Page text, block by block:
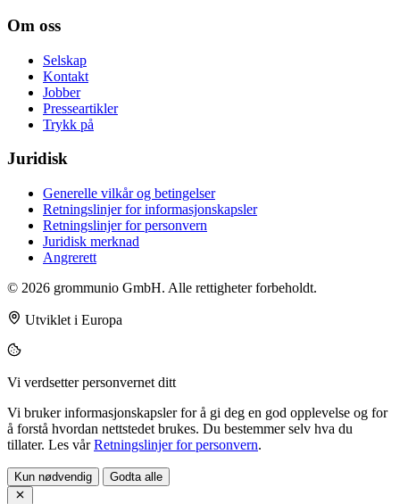
Om oss
Selskap
Kontakt
Jobber
Presseartikler
Trykk på
Juridisk
Generelle vilkår og betingelser
Retningslinjer for informasjonskapsler
Retningslinjer for personvern
Juridisk merknad
Angrerett
© 2026 grommunio GmbH. Alle rettigheter forbeholdt.
Utviklet i Europa
Vi verdsetter personvernet ditt
Vi bruker informasjonskapsler for å gi deg en god opplevelse og for
å forstå hvordan nettstedet brukes. Du bestemmer selv hva du
tillater. Les vårRetningslinjer for personvern.
Kun nødvendig Godta alle